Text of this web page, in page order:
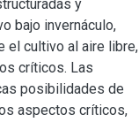
y
bajo invernáculo,
el cultivo al aire libre,
críticos. Las
posibilidades de
aspectos críticos,